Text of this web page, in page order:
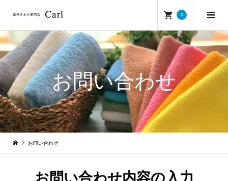
0
お問い合わせ
お問い合わせ
お問い合わせ内容の入力